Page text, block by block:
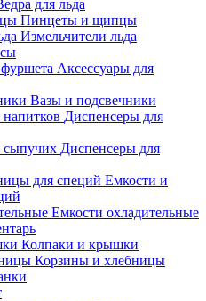
для льда
Пинцеты и щипцы
Измельчители льда
Аксессуары для
Вазы и подсвечники
Диспенсеры для
Диспенсеры для
Емкости и
Емкости охладительные
Колпаки и крышки
Корзины и хлебницы